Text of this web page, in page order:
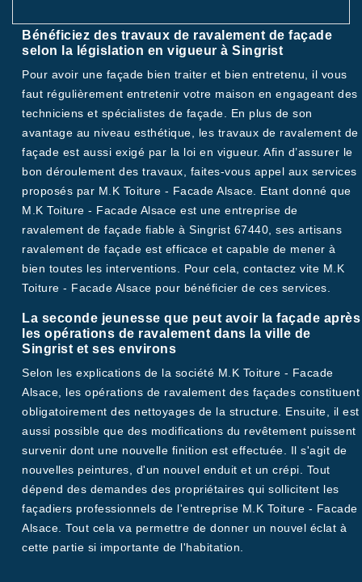
Bénéficiez des travaux de ravalement de façade
selon la législation en vigueur à Singrist
Pour avoir une façade bien traiter et bien entretenu, il vous
faut régulièrement entretenir votre maison en engageant des
techniciens et spécialistes de façade. En plus de son
avantage au niveau esthétique, les travaux de ravalement de
façade est aussi exigé par la loi en vigueur. Afin d’assurer le
bon déroulement des travaux, faites-vous appel aux services
proposés par M.K Toiture - Facade Alsace. Etant donné que
M.K Toiture - Facade Alsace est une entreprise de
ravalement de façade fiable à Singrist 67440, ses artisans
ravalement de façade est efficace et capable de mener à
bien toutes les interventions. Pour cela, contactez vite M.K
Toiture - Facade Alsace pour bénéficier de ces services.
La seconde jeunesse que peut avoir la façade après
les opérations de ravalement dans la ville de
Singrist et ses environs
Selon les explications de la société M.K Toiture - Facade
Alsace, les opérations de ravalement des façades constituent
obligatoirement des nettoyages de la structure. Ensuite, il est
aussi possible que des modifications du revêtement puissent
survenir dont une nouvelle finition est effectuée. Il s'agit de
nouvelles peintures, d'un nouvel enduit et un crépi. Tout
dépend des demandes des propriétaires qui sollicitent les
façadiers professionnels de l'entreprise M.K Toiture - Facade
Alsace. Tout cela va permettre de donner un nouvel éclat à
cette partie si importante de l'habitation.